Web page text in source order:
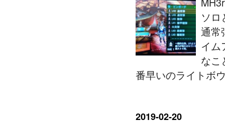
ソロ
通常
イム
なこ
番早いのライトボ
2019-02-20